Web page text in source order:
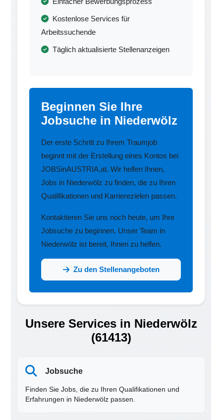
Kostenlose Services für
Arbeitssuchende
Täglich aktualisierte Stellenanzeigen
Beginnen Sie Ihre
Jobsuche in Niederwölz
Der erste Schritt zu Ihrem Traumjob
beginnt mit der Erstellung eines Kontos bei
JOBSinAUSTRIA.at. Wir helfen Ihnen,
Jobs in Niederwölz zu finden, die zu Ihren
Qualifikationen und Karrierezielen passen.
Kontaktieren Sie uns noch heute, um Ihre
Jobsuche zu beginnen. Unser Team in
Niederwölz ist bereit, Ihnen zu helfen.
Zu den Stellenangeboten
Unsere Services in Niederwölz
(61413)
Jobsuche
Finden Sie Jobs, die zu Ihren Qualifikationen und
Erfahrungen in Niederwölz passen.